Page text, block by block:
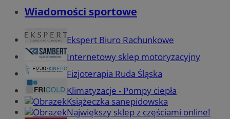
Wiadomości sportowe
Ekspert Biuro Rachunkowe
Internetowy sklep motoryzacyjny
Fizjoterapia Ruda Śląska
Klimatyzacje - Pompy ciepła
Książeczka sanepidowska
Największy sklep z częściami online!